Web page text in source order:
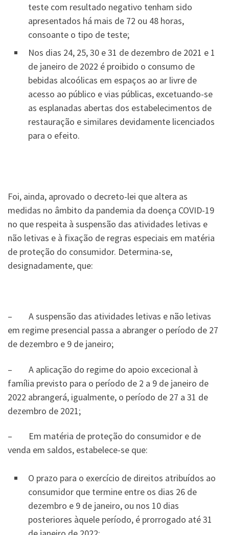
teste com resultado negativo tenham sido
apresentados há mais de 72 ou 48 horas,
consoante o tipo de teste;
Nos dias 24, 25, 30 e 31 de dezembro de 2021 e 1
de janeiro de 2022 é proibido o consumo de
bebidas alcoólicas em espaços ao ar livre de
acesso ao público e vias públicas, excetuando-se
as esplanadas abertas dos estabelecimentos de
restauração e similares devidamente licenciados
para o efeito.
Foi, ainda, aprovado o decreto-lei que altera as
medidas no âmbito da pandemia da doença COVID-19
no que respeita à suspensão das atividades letivas e
não letivas e à fixação de regras especiais em matéria
de proteção do consumidor. Determina-se,
designadamente, que:
– A suspensão das atividades letivas e não letivas
em regime presencial passa a abranger o período de 27
de dezembro e 9 de janeiro;
– A aplicação do regime do apoio excecional à
família previsto para o período de 2 a 9 de janeiro de
2022 abrangerá, igualmente, o período de 27 a 31 de
dezembro de 2021;
– Em matéria de proteção do consumidor e de
venda em saldos, estabelece-se que:
O prazo para o exercício de direitos atribuídos ao
consumidor que termine entre os dias 26 de
dezembro e 9 de janeiro, ou nos 10 dias
posteriores àquele período, é prorrogado até 31